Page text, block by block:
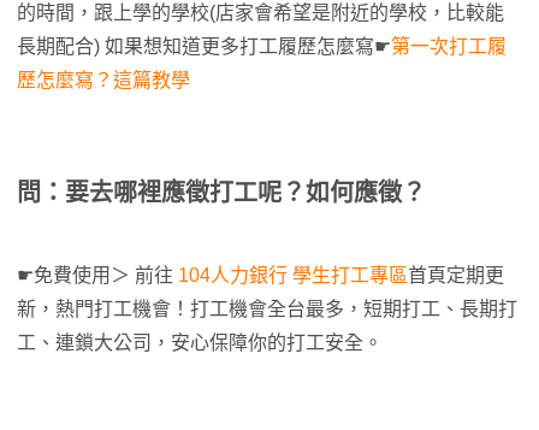
的時間，跟上學的學校(店家會希望是附近的學校，比較能
長期配合) 如果想知道更多打工履歷怎麼寫☛第一次打工履
歷怎麼寫？這篇教學
問：要去哪裡應徵打工呢？如何應徵？
☛免費使用＞ 前往 104人力銀行 學生打工專區首頁定期更
新，熱門打工機會！打工機會全台最多，短期打工、長期打
工、連鎖大公司，安心保障你的打工安全。